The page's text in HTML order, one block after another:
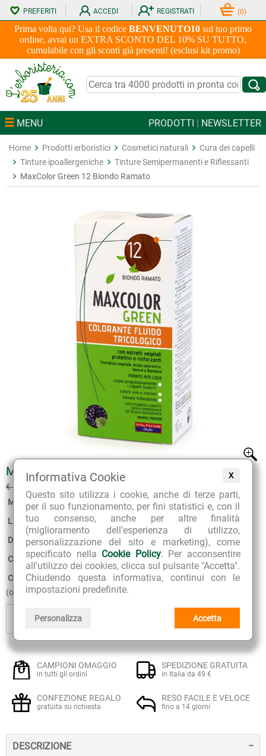
X
Informativa Cookie
Questo sito utilizza i cookie, anche di terze parti,
per il suo funzionamento, per fini statistici e, con il
tuo consenso, anche per altre finalità
(miglioramento dell'esperienza di utilizzo,
personalizzazione del sito e marketing), come
specificato nella Cookie Policy. Per acconsentire
all'utilizzo dei cookies, clicca sul pulsante "Accetta".
Chiudendo questa informativa, continui con le
impostazioni predefinite.
Personalizza Accetta
Prima volta qui? Usa il codice BENVENUTO10 sul tuo primo
ordine, avrai un EXTRA SCONTO DEL 10% SU TUTTO,
cumulabile con gli sconti già presenti! (esclusi kit promo)
PREFERITI ACCEDI REGISTRATI (0)
MENU PRODOTTI | NEWSLETTER
Home Prodotti erboristici Cosmetici naturali
Cura dei capelli
Tinture ipoallergeniche
Tinture Semipermanenti e Riflessanti
MaxColor Green 12 Biondo Ramato
MAXCOLOR GREEN 12 BIONDO RAMATO
€ 12.90 € 11.61
Marca:
Vital Factors
Linea: MaxColor Green
Disponibilità: 5
Confezione: 75 ml + balsamo ristrutturante da 15 ml
Consegna stimata:
11 - 12 Agosto
(ordina entro 5 ore 54 minuti)
AI PREFERITI
CAMPIONI OMAGGIO
in tutti gli ordini
SPEDIZIONE GRATUITA
in Italia da 49 €
CONFEZIONE REGALO
gratuita su richiesta
RESO FACILE E VELOCE
fino a 14 giorni
DESCRIZIONE